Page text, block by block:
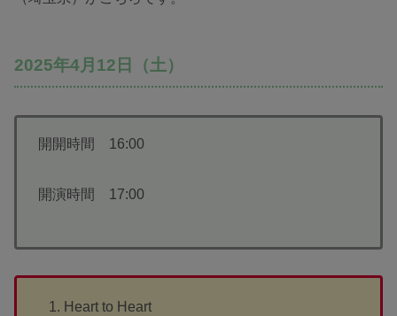
2025年4月12日（土）
開開時間 16:00
開演時間 17:00
Heart to Heart